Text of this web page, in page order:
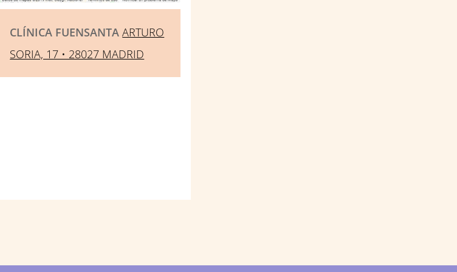
CLÍNICA FUENSANTAARTURO
SORIA, 17 • 28027 MADRID